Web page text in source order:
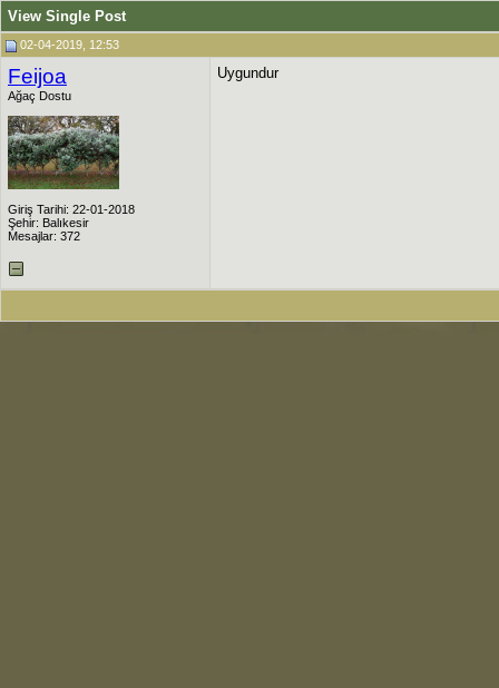
View Single Post
02-04-2019, 12:53
Feijoa
Ağaç Dostu
Giriş Tarihi: 22-01-2018
Şehir: Balıkesir
Mesajlar: 372
Uygundur